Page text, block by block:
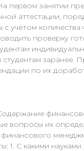
первом занятии
аттестации,
учѐтом количества
проверку
заранее.
по их
вопросы их
1. С какими